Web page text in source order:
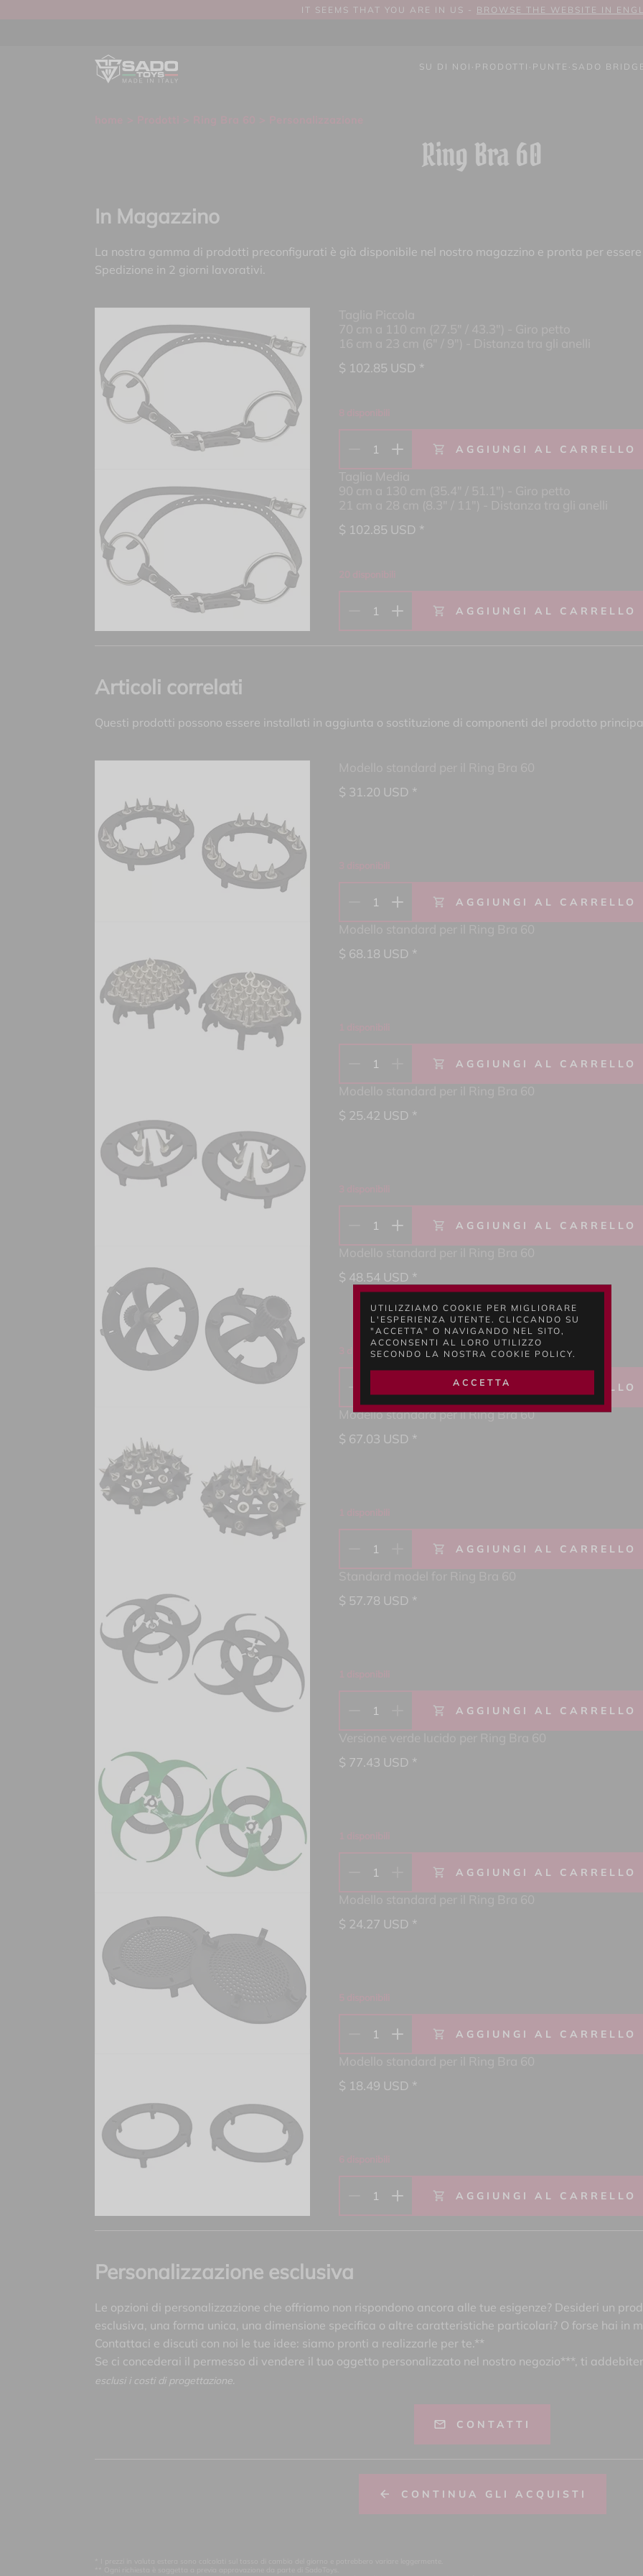
IT SEEMS THAT YOU ARE IN US - BROWSE THE WEBSITE IN
SU DI NOI · PRODOTTI · PUNTE · SADO
Ring Bra 60
In Magazzino
La nostra gamma di prodotti preconfigurati è già disponibile nel nostro magazzino e pronta per
Spedizione in 2 giorni lavorativi.
$ 102.85 USD *
1 AGGIUNGI AL CARRELLO
$ 102.85 USD *
1 AGGIUNGI AL CARRELLO
Articoli correlati
Questi prodotti possono essere installati in aggiunta o sostituzione di componenti del prodotto
$ 31.20 USD *
1 AGGIUNGI AL CARRELLO
$ 68.18 USD *
1 AGGIUNGI AL CARRELLO
$ 25.42 USD *
1 AGGIUNGI AL CARRELLO
$ 48.54 USD *
3 disponibili
AGGIUNGI AL CARRELLO
Modello standard per il Ring Bra 60
$ 67.03 USD *
1 AGGIUNGI AL CARRELLO
$ 57.78 USD *
1 AGGIUNGI AL CARRELLO
$ 77.43 USD *
1 AGGIUNGI AL CARRELLO
$ 24.27 USD *
1 AGGIUNGI AL CARRELLO
$ 18.49 USD *
1 AGGIUNGI AL CARRELLO
Personalizzazione esclusiva
Le opzioni di personalizzazione che offriamo non rispondono ancora alle tue esigenze? Desideri un
esclusiva, una forma unica, una dimensione specifica o altre caratteristiche particolari? O forse hai in
Contattaci e discuti con noi le tue idee: siamo pronti a realizzarle per te.**
Se ci concederai il permesso di vendere il tuo oggetto personalizzato nel nostro negozio***, ti
esclusi i costi di progettazione.
CONTATTI
CONTINUA GLI ACQUISTI
UTILIZZIAMO COOKIE PER MIGLIORARE
L'ESPERIENZA UTENTE. CLICCANDO SU
"ACCETTA" O NAVIGANDO NEL SITO,
ACCONSENTI AL LORO UTILIZZO
SECONDO LA NOSTRA COOKIE POLICY.
ACCETTA